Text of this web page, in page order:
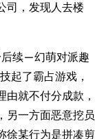
司，发现人去楼
后续—幻萌对派趣
起了霸占游戏，
就不付分成款，
另一方面恶意挖员
徐某行为是拼凑剪